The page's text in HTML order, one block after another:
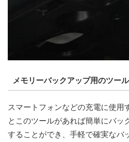
メモリーバックアップ用のツール
スマートフォンなどの充電に使用
とこのツールがあれば簡単にバッ
することができ、手軽で確実なバ